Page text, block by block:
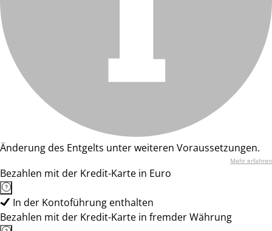
Änderung des Entgelts unter weiteren Voraussetzungen.
Mehr erfahren
Bezahlen mit der Kredit-Karte in Euro
In der Kontoführung enthalten
Bezahlen mit der Kredit-Karte in fremder Währung